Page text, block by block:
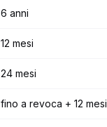
6 anni
12 mesi
24 mesi
fino a revoca + 12 mesi